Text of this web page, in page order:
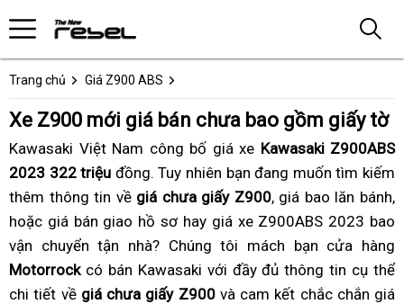
Trang chủ Giá Z900 ABS
Xe Z900 mới giá bán chưa bao gồm giấy tờ
Kawasaki Việt Nam công bố giá xe Kawasaki Z900ABS
2023 322 triệu đồng. xịn
sò
Tuy nhiên bạn đang muốn tìm kiếm
thêm thông tin về giá chưa giấy Z900,thương
hiệu
giá bao lăn bánh,
hoặc giá bán giao hồ sơ hayz900
chưa
đăng
ký
giá xe Z900ABS 2023 bao
vận chuyển tận nhà? tiết
kiệm
giá
z900
mới
Chúng tôi bán
z900
gia
mách bạn cửa hàng
Motorrock có bán Kawasaki với đầy đủ thông tin cụ thể
chi tiết về giá chưa giấy Z900 và cam kết chắc chắn giá